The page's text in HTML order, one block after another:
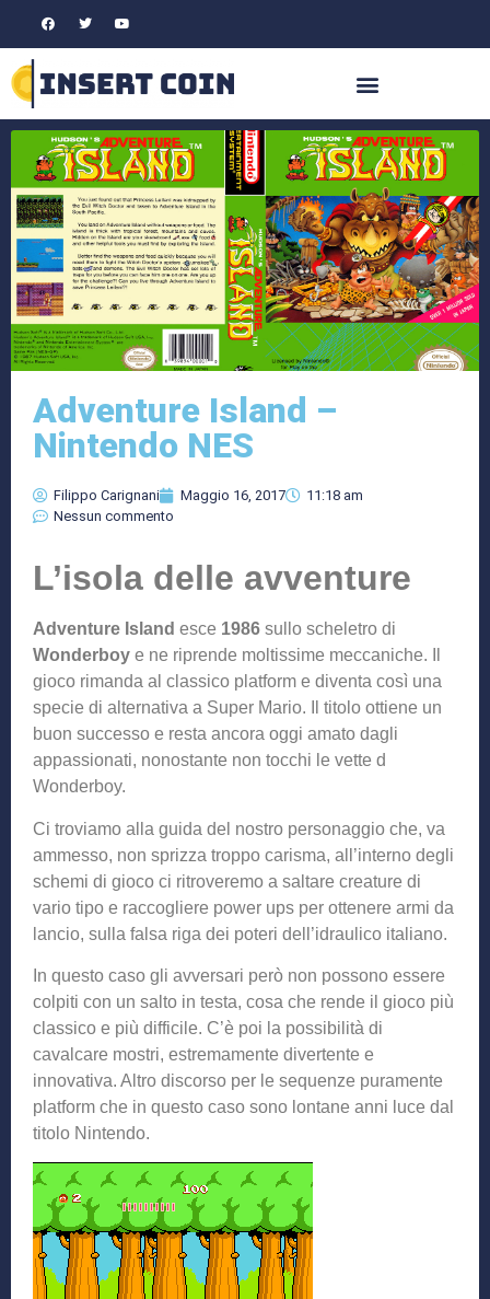
Adventure Island –
Nintendo NES
Filippo Carignani Maggio 16, 2017
11:18 am
Nessun commento
L’isola delle avventure
Adventure Island esce 1986 sullo scheletro di
Wonderboy e ne riprende moltissime meccaniche. Il
gioco rimanda al classico platform e diventa così una
specie di alternativa a Super Mario. Il titolo ottiene un
buon successo e resta ancora oggi amato dagli
appassionati, nonostante non tocchi le vette d
Wonderboy.
Ci troviamo alla guida del nostro personaggio che, va
ammesso, non sprizza troppo carisma, all’interno degli
schemi di gioco ci ritroveremo a saltare creature di
vario tipo e raccogliere power ups per ottenere armi da
lancio, sulla falsa riga dei poteri dell’idraulico italiano.
In questo caso gli avversari però non possono essere
colpiti con un salto in testa, cosa che rende il gioco più
classico e più difficile. C’è poi la possibilità di
cavalcare mostri, estremamente divertente e
innovativa. Altro discorso per le sequenze puramente
platform che in questo caso sono lontane anni luce dal
titolo Nintendo.